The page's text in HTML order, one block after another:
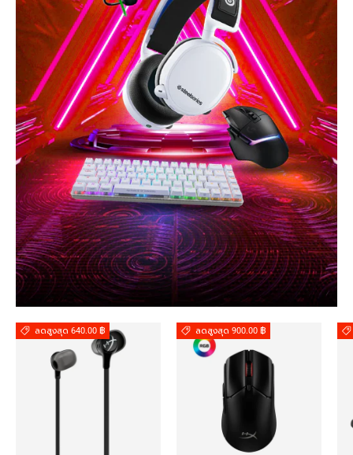
ลดสูงสุด 640.00 ฿ ลดสูงสุด 900.00 ฿